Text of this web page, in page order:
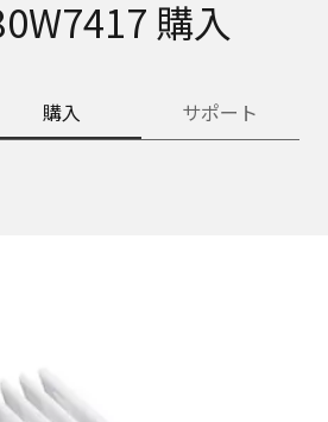
購入
購入 サポート